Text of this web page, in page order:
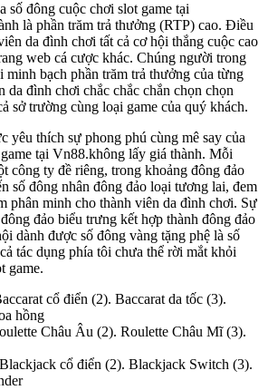
số đông cuộc chơi slot game tại
là phần trăm trả thưởng (RTP) cao. Điều
da đình chơi tất cả cơ hội thắng cuộc cao
web cá cược khác. Chúng người trong
minh bạch phần trăm trả thưởng của từng
da đình chơi chắc chắc chắn chọn chọn
sở trường cùng loại game của quý khách.
yêu thích sự phong phú cùng mê say của
tại Vn88.không lấy giá thành. Mỗi
công ty đề riêng, trong khoảng đông đảo
số đông nhân đông đảo loại tương lai, đem
phân minh cho thành viên da đình chơi. Sự
đảo biểu trưng kết hợp thành đông đảo
dành được số đông vàng tặng phệ là số
tác dụng phía tôi chưa thể rời mắt khỏi
game.
cổ điển (2). Baccarat da tốc (3).
hồng
Châu Âu (2). Roulette Châu Mĩ (3).
cổ điển (2). Blackjack Switch (3).